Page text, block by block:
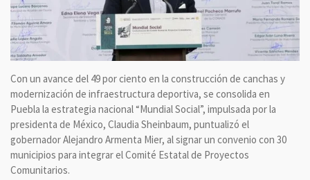
Con un avance del 49 por ciento en la construcción de canchas y
modernización de infraestructura deportiva, se consolida en
Puebla la estrategia nacional “Mundial Social”, impulsada por la
presidenta de México, Claudia Sheinbaum, puntualizó el
gobernador Alejandro Armenta Mier, al signar un convenio con 30
municipios para integrar el Comité Estatal de Proyectos
Comunitarios.